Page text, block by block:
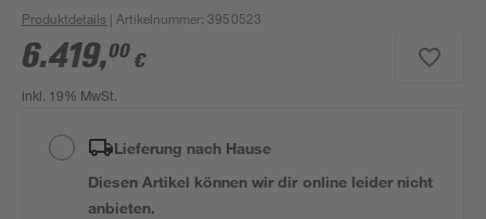
Produktdetails | Artikelnummer:3950523
6.419,00 €
inkl. 19% MwSt.
Lieferung nach Hause
Diesen Artikel können wir dir online leider nicht
anbieten.